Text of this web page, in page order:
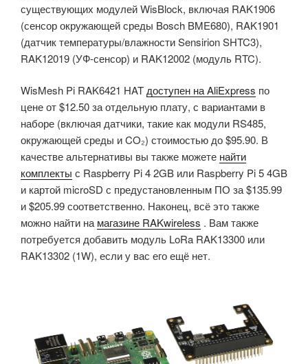
существующих модулей WisBlock, включая RAK1906
(сенсор окружающей среды Bosch BME680), RAK1901
(датчик температуры/влажности Sensirion SHTC3),
RAK12019 (УФ-сенсор) и RAK12002 (модуль RTC).
WisMesh Pi RAK6421 HAT доступен на AliExpress по
цене от $12.50 за отдельную плату, с вариантами в
наборе (включая датчики, такие как модули RS485,
окружающей среды и CO₂) стоимостью до $95.90. В
качестве альтернативы вы также можете найти
комплекты с Raspberry Pi 4 2GB или Raspberry Pi 5 4GB
и картой microSD с предустановленным ПО за$135.99
и $205.99 соответственно. Наконец, всё это также
можно найти на магазине RAKwireless . Вам также
потребуется добавить модуль LoRa RAK13300 или
RAK13302 (1W), если у вас его ещё нет.